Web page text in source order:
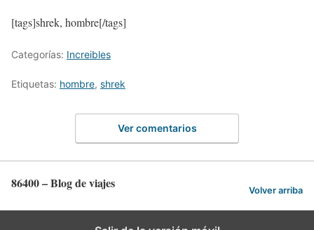
[tags]shrek, hombre[/tags]
Categorías: Increibles
Etiquetas: hombre, shrek
Ver comentarios
86400 – Blog de viajes Volver arriba